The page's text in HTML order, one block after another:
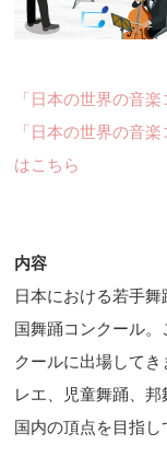
「日本の世界の音
「日本の世界の音
はこちら
内容
日本における若手
国舞踊コンクール
クールに出場して
レエ、児童舞踊、
国内の頂点を目指し